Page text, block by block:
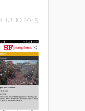
1 JULIO 2015